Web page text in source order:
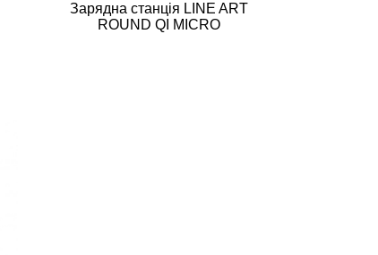
Зарядна станція LINE ART
ROUND QI MICRO